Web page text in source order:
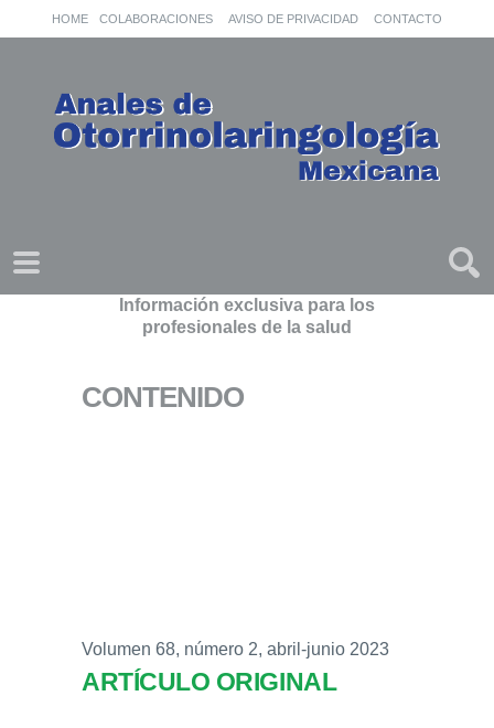
HOME COLABORACIONES AVISO DE PRIVACIDAD CONTACTO
Información exclusiva para los
profesionales de la salud
CONTENIDO
Volumen 68, número 2, abril-junio 2023
ARTÍCULO ORIGINAL